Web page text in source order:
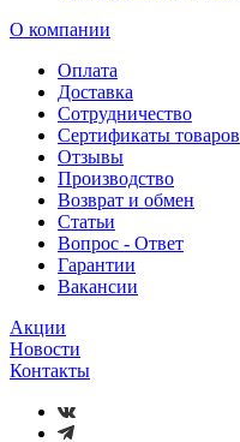
О компании
Оплата
Доставка
Сотрудничество
Сертификаты товаров
Отзывы
Производство
Возврат и обмен
Статьи
Вопрос - Ответ
Гарантии
Вакансии
Акции
Новости
Контакты